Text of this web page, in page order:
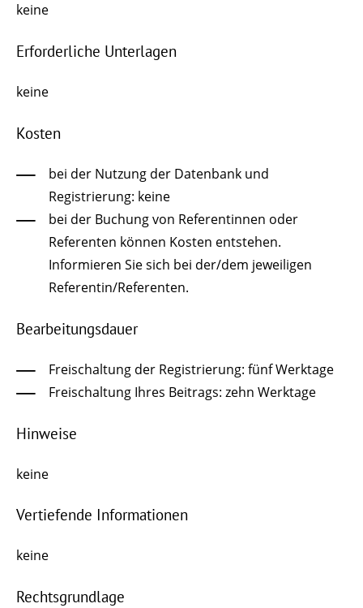
keine
Erforderliche Unterlagen
keine
Kosten
bei der Nutzung der Datenbank und
Registrierung: keine
bei der Buchung von Referentinnen oder
Referenten können Kosten entstehen.
Informieren Sie sich bei der/dem jeweiligen
Referentin/Referenten.
Bearbeitungsdauer
Freischaltung der Registrierung: fünf Werktage
Freischaltung Ihres Beitrags: zehn Werktage
Hinweise
keine
Vertiefende Informationen
keine
Rechtsgrundlage